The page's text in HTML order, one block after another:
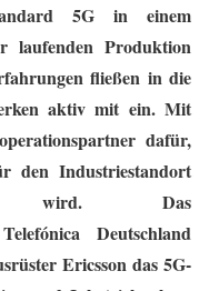
5G in einem
laufenden Produktion
fließen in die
aktiv mit ein. Mit
dafür,
den Industriestandort
wird. Das
Deutschland
Ericsson das 5G-